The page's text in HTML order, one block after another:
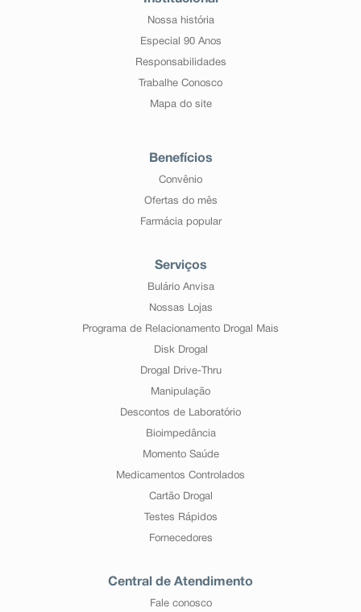
Nossa história
Especial 90 Anos
Responsabilidades
Trabalhe Conosco
Mapa do site
Benefícios
Convênio
Ofertas do mês
Farmácia popular
Serviços
Bulário Anvisa
Nossas Lojas
Programa de Relacionamento Drogal Mais
Disk Drogal
Drogal Drive-Thru
Manipulação
Descontos de Laboratório
Bioimpedância
Momento Saúde
Medicamentos Controlados
Cartão Drogal
Testes Rápidos
Fornecedores
Central de Atendimento
Fale conosco